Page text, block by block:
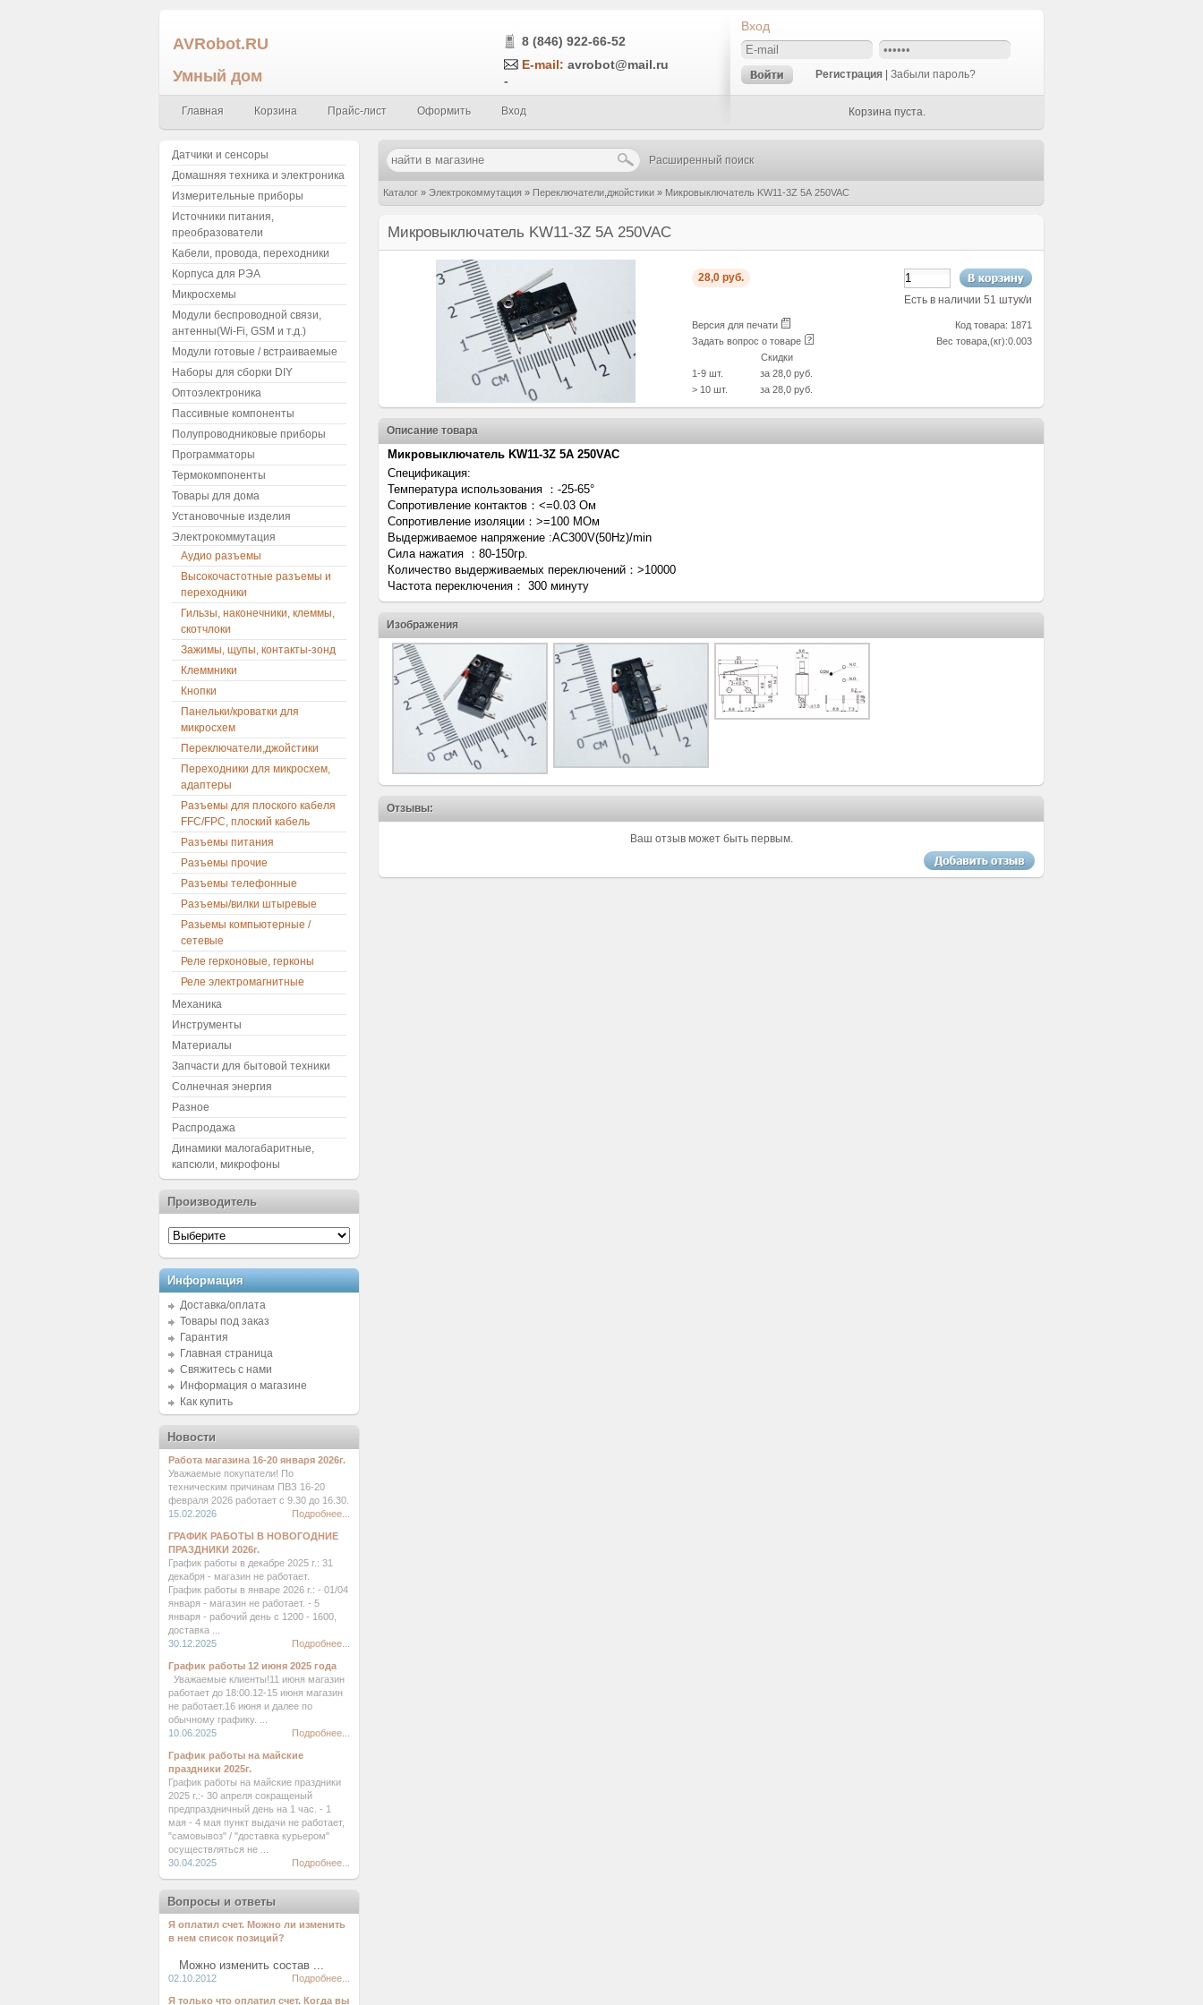
AVRobot.RU
Умный дом
8 (846) 922-66-52
E-mail: avrobot@mail.ru
-
Главная Корзина Прайс-лист Оформить Вход
Вход
Регистрация Забыли пароль?
Корзина пуста.
Расширенный поиск
Каталог » Электрокоммутация » Переключатели,джойстики » Микровыключатель KW11-3Z 5А 250VAC
Микровыключатель KW11-3Z 5А 250VAC
28,0 руб.
Есть в наличии 51 штук/и
Версия для печати
Задать вопрос о товаре
Скидки
1-9 шт.
за 28,0 руб.
> 10 шт.
за 28,0 руб.
Код товара: 1871
Вес товара,(кг):0.003
Описание товара
Микровыключатель KW11-3Z 5А 250VAC
Спецификация:
Температура использования ：-25-65°
Сопротивление контактов：<=0.03 Ом
Сопротивление изоляции：>=100 МОм
Выдерживаемое напряжение :AC300V(50Hz)/min
Сила нажатия ：80-150гр.
Количество выдерживаемых переключений：>10000
Частота переключения： 300 минуту
Изображения
Отзывы:
Ваш отзыв может быть первым.
Датчики и сенсоры
Домашняя техника и электроника
Измерительные приборы
Источники питания,
преобразователи
Кабели, провода, переходники
Корпуса для РЭА
Микросхемы
Модули беспроводной связи,
антенны(Wi-Fi, GSM и т.д.)
Модули готовые / встраиваемые
Наборы для сборки DIY
Оптоэлектроника
Пассивные компоненты
Полупроводниковые приборы
Программаторы
Термокомпоненты
Товары для дома
Установочные изделия
Электрокоммутация
Аудио разъемы
Высокочастотные разъемы и
переходники
Гильзы, наконечники, клеммы,
скотчлоки
Зажимы, щупы, контакты-зонд
Клеммники
Кнопки
Панельки/кроватки для
микросхем
Переключатели,джойстики
Переходники для микросхем,
адаптеры
Разъемы для плоского кабеля
FFC/FPC, плоский кабель
Разъемы питания
Разъемы прочие
Разъемы телефонные
Разъемы/вилки штыревые
Разьемы компьютерные /
сетевые
Реле герконовые, герконы
Реле электромагнитные
Механика
Инструменты
Материалы
Запчасти для бытовой техники
Солнечная энергия
Разное
Распродажа
Динамики малогабаритные,
капсюли, микрофоны
Производитель
Информация
Доставка/оплата
Товары под заказ
Гарантия
Главная страница
Свяжитесь с нами
Информация о магазине
Как купить
Новости
Работа магазина 16-20 января 2026г.
Уважаемые покупатели! По
техническим причинам ПВЗ 16-20
февраля 2026 работает с 9.30 до 16.30.
15.02.2026
Подробнее...
ГРАФИК РАБОТЫ В НОВОГОДНИЕ
ПРАЗДНИКИ 2026г.
График работы в декабре 2025 г.: 31
декабря - магазин не работает.
График работы в январе 2026 г.: - 01/04
января - магазин не работает. - 5
января - рабочий день с 1200 - 1600,
доставка ...
30.12.2025
Подробнее...
График работы 12 июня 2025 года
Уважаемые клиенты!11 июня магазин
работает до 18:00.12-15 июня магазин
не работает.16 июня и далее по
обычному графику. ...
10.06.2025
Подробнее...
График работы на майские
праздники 2025г.
График работы на майские праздники
2025 г.:- 30 апреля сокращеный
предпраздничный день на 1 час. - 1
мая - 4 мая пункт выдачи не работает,
"самовывоз" / "доставка курьером"
осуществляться не ...
30.04.2025
Подробнее...
Вопросы и ответы
Я оплатил счет. Можно ли изменить
в нем список позиций?
Можно изменить состав ...
02.10.2012 Подробнее...
Я только что оплатил счет. Когда вы